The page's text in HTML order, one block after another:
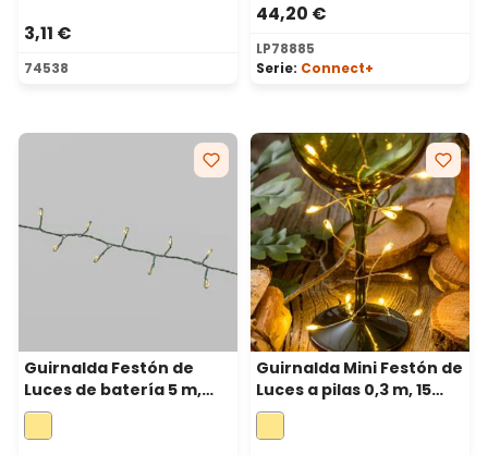
3,11 €
74538
44,20 €
LP78885
Serie: Connect+
Guirnalda Festón de
Luces de batería 5 m,
250 microled blanco
cálido, cable metal
Guirnalda Mini Festón de
Luces a pilas 0,3 m, 15
microled blanco cálido,
cable metal plata